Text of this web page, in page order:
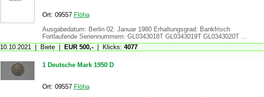
Ort: 09557 Flöha
Ausgabedatum: Berlin 02. Januar 1980 Erhaltungsgrad: Bankfrisch
Fortlaufende Seriennummern: GL0343018T GL0343019T GL0343020T ...
10.10.2021 | Biete |
EUR 500,-| Klicks: 4077
1 Deutsche Mark 1950 D
Ort: 09557 Flöha